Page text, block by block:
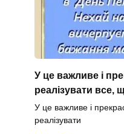
У це важливе і
реалізувати все,
У це важливе і
реалізувати